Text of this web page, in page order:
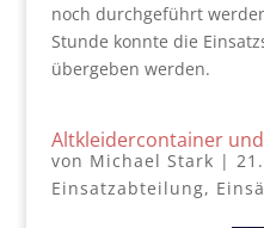
noch durchgeführt
Stunde konnte die
übergeben werden.
Altkleidercontainer
von Michael Stark |
Einsatzabteilung,